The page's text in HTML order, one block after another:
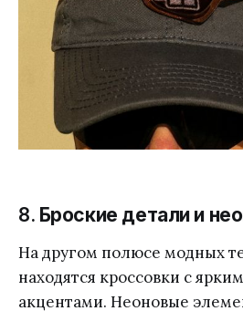
8. Броские детали и
На другом полюсе модных
находятся кроссовки с
акцентами. Неоновые